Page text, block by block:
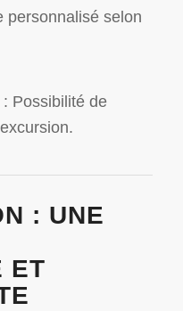
personnalisé selon
Possibilité de
: UNE
ET